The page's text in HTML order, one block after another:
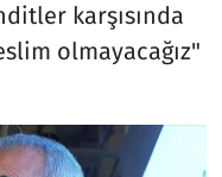
karşısında
olmayacağız"